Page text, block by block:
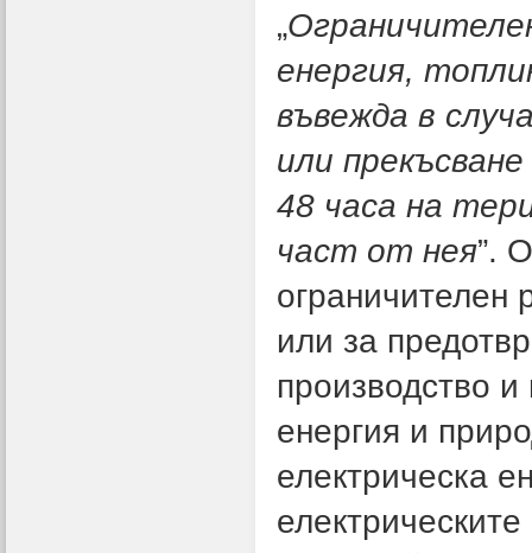
„
енергия,
въвежда в
или
48 часа на
част от нея”.
ограничителен
или за
производство
енергия и
електрическа